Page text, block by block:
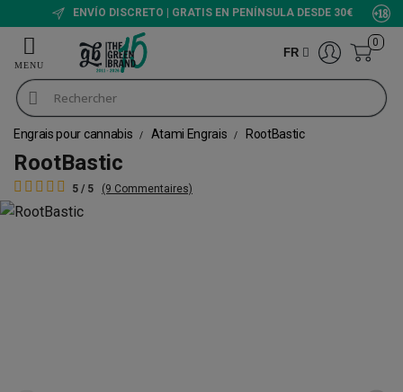
ENVÍO DISCRETO | GRATIS EN PENÍNSULA DESDE 30€
FR
0
Engrais pour cannabis Atami Engrais RootBastic
RootBastic
5 / 5 (9 Commentaires)